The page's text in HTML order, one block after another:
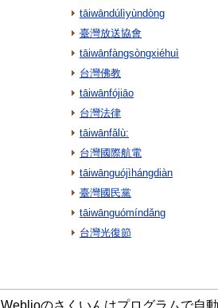
tāiwāndúlìyùndòng
臺灣放送協會
tāiwānfàngsòngxiéhuì
台灣佛教
tāiwānfójiāo
台灣法律
tāiwānfǎlù:
台灣國際航電
tāiwānguójìhángdiàn
臺灣國民黨
tāiwānguómíndǎng
台灣光復節
Weblioのさくいんはプログラムで自